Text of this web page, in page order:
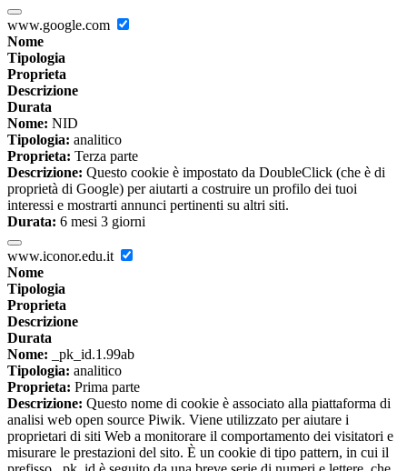
www.google.com
Nome
Tipologia
Proprieta
Descrizione
Durata
Nome: NID
Tipologia: analitico
Proprieta: Terza parte
Descrizione: Questo cookie è impostato da DoubleClick (che è di
proprietà di Google) per aiutarti a costruire un profilo dei tuoi
interessi e mostrarti annunci pertinenti su altri siti.
Durata: 6 mesi 3 giorni
www.iconor.edu.it
Nome
Tipologia
Proprieta
Descrizione
Durata
Nome: _pk_id.1.99ab
Tipologia: analitico
Proprieta: Prima parte
Descrizione: Questo nome di cookie è associato alla piattaforma di
analisi web open source Piwik. Viene utilizzato per aiutare i
proprietari di siti Web a monitorare il comportamento dei visitatori e
misurare le prestazioni del sito. È un cookie di tipo pattern, in cui il